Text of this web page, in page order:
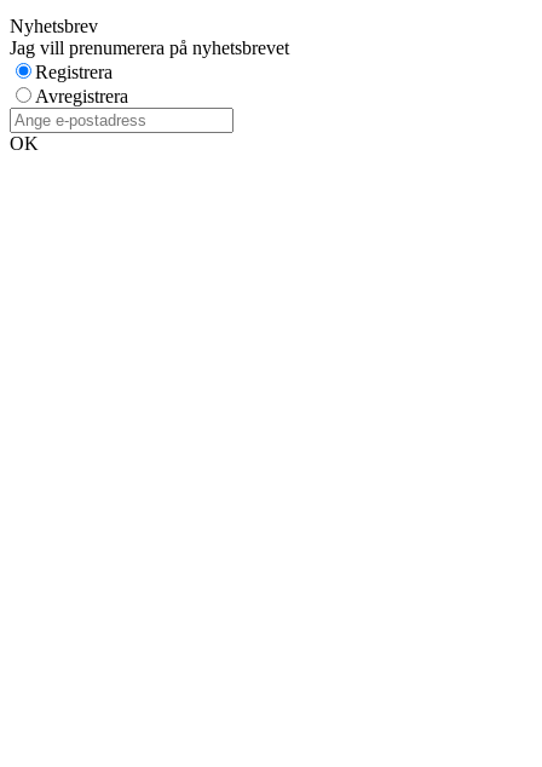
Nyhetsbrev
Jag vill prenumerera på nyhetsbrevet
Registrera
Avregistrera
OK